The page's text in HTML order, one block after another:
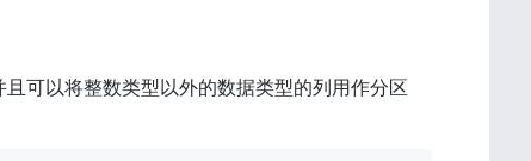
可以将整数类型以外的数据类型的列用作分区